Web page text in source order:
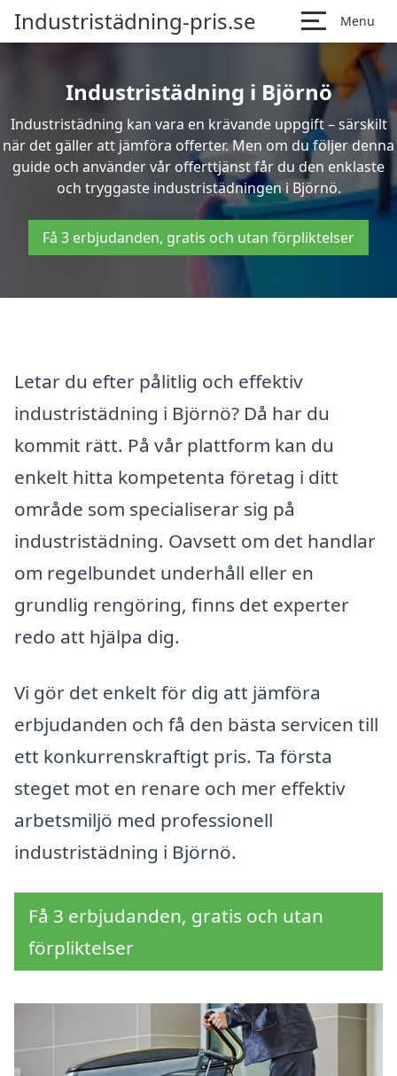
Industristädning-pris.se Menu
Industristädning i Björnö
Industristädning kan vara en krävande uppgift – särskilt
när det gäller att jämföra offerter. Men om du följer denna
guide och använder vår offerttjänst får du den enklaste
och tryggaste industristädningen i Björnö.
Få 3 erbjudanden, gratis och utan förpliktelser
Letar du efter pålitlig och effektiv
industristädning i Björnö? Då har du
kommit rätt. På vår plattform kan du
enkelt hitta kompetenta företag i ditt
område som specialiserar sig på
industristädning. Oavsett om det handlar
om regelbundet underhåll eller en
grundlig rengöring, finns det experter
redo att hjälpa dig.
Vi gör det enkelt för dig att jämföra
erbjudanden och få den bästa servicen till
ett konkurrenskraftigt pris. Ta första
steget mot en renare och mer effektiv
arbetsmiljö med professionell
industristädning i Björnö.
Få 3 erbjudanden, gratis och utan
förpliktelser